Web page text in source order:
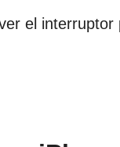
el interruptor